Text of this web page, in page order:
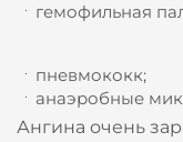
гемофильная
пневмококк;
анаэробные
Ангина очень